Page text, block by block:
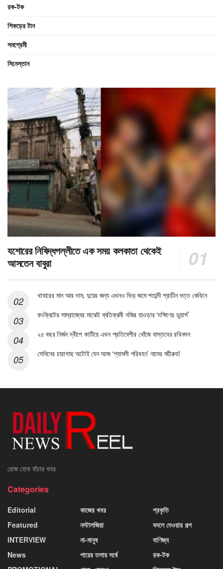
রক-টক
শিকড়ের টান
সমপ্রেমী
সিনেস্তান
যশোরের নিষিদ্ধপল্লীতে এক সময় কলকাতা থেকেই
আসতেন বাবুরা
খাবারের মান আর দাম, দুয়ের জন্য এখনও ভিড় জমে শতাব্দী প্রাচীন দত্ত কেবিনে
কংক্রিটের সাম্রাজ্যের মাঝেই ব্যতিক্রমী নজির হাওড়ার ‘দক্ষিণের ডুয়ার্স’
২৫ বছর নির্জন দ্বীপে কাটিয়ে এখন প্রতিবেশীর খোঁজে বাস্তবের রবিনসন
সেদিনের চারাগাছ অটোই যেন আজ ‘শ্যামলী পরিবহন’ নামের মহীরুহ!
রোজ হোক বাঁচার খবর
Categories
Editorial
Featured
INTERVIEW
News
কাজের খবর
নস্টালজিয়া
না-মানুষ
পায়ের তলায় সর্ষে
প্রকৃতি
বদলে দেওয়ার গল্প
বাণিজ্য
রক-টক